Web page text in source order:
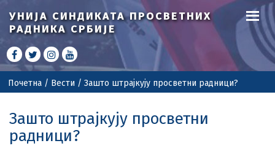
УНИЈА СИНДИКАТАПРОСВЕТНИХ
РАДНИКА СРБИЈЕ
Почетна / Вести / Зашто штрајкују просветни радници?
Зашто штрајкују просветни
радници?